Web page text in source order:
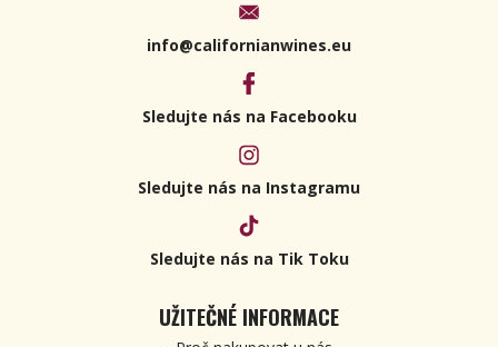
info@californianwines.eu
Sledujte nás na Facebooku
Sledujte nás na Instagramu
Sledujte nás na Tik Toku
UŽITEČNÉ INFORMACE